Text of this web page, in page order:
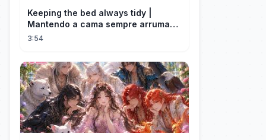
Keeping the bed always tidy |
Mantendo a cama sempre arrumada
🛌
3:54